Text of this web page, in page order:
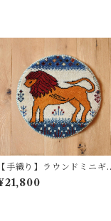
手織り】ラウンドミニギ
ッベ No.1204